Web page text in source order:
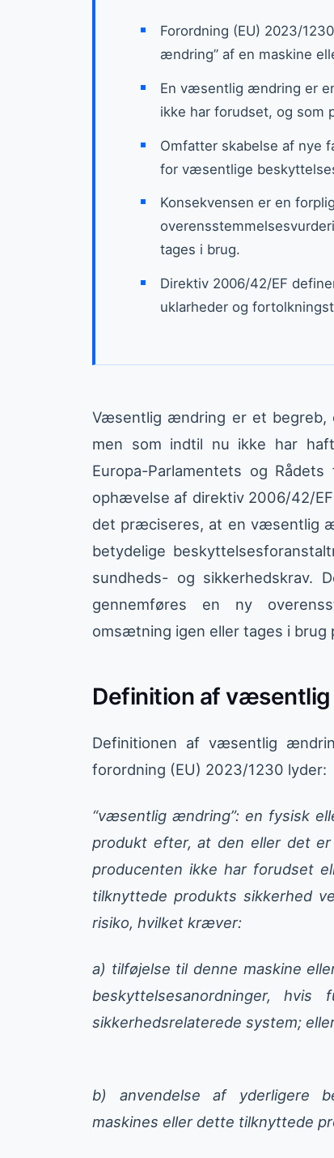
Forordning (EU) 2023/
ændring” af en maskine
En væsentlig ændring er
ikke har forudset, og som
Omfatter skabelse af nye
for væsentlige
Konsekvensen er en
tages i brug.
Direktiv 2006/42/EF
uklarheder og
Væsentlig ændring er et begreb,
men som indtil nu ikke har
Europa-Parlamentets og
ophævelse af direktiv 2006/42/
det præciseres, at en væsentlig
betydelige
sundheds- og
gennemføres en ny
omsætning igen eller tages i brug
Definition af
Definitionen af væsentlig
forordning (EU) 2023/1230 lyder:
“væsentlig ændring”: en fysisk
produkt efter, at den eller det
producenten ikke har forudset
tilknyttede produkts sikkerhed
risiko, hvilket kræver:
a) tilføjelse til denne maskine
beskyttelsesanordninger,
sikkerhedsrelaterede system;
b) anvendelse af yderligere
maskines eller dette tilknyttede